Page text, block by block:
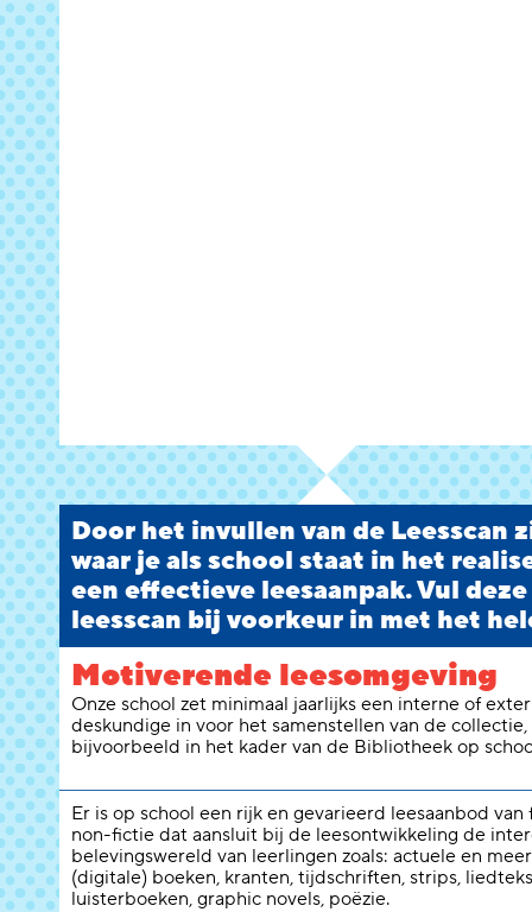
Door het invullen van de Leesscan
waar je als school staat in het
een effectieve leesaanpak. Vul deze
leesscan bij voorkeur in met het
Motiverende leesomgeving
Onze school zet minimaal jaarlijks een interne of
deskundige in voor het samenstellen van de collectie,
bijvoorbeeld in het kader van de Bibliotheek op
Er is op school een rijk en gevarieerd leesaanbod van
non-fictie dat aansluit bij de leesontwikkeling de
belevingswereld van leerlingen zoals: actuele en
(digitale) boeken, kranten, tijdschriften, strips,
luisterboeken, graphic novels, poëzie.